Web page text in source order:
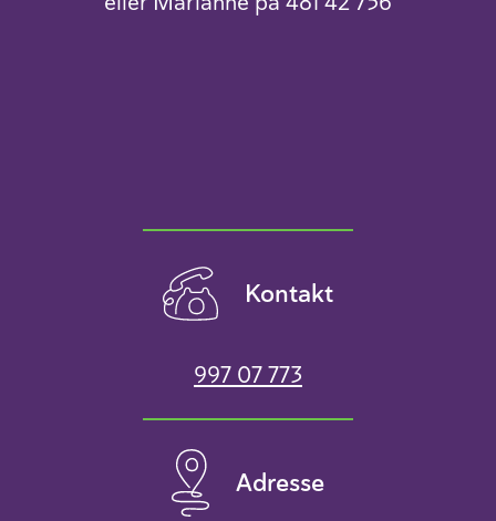
Kontakt
997 07 773
Adresse